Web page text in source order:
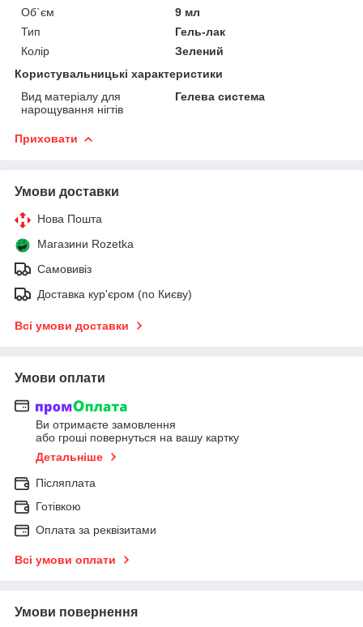
Об`єм
9 мл
Тип
Гель-лак
Колір
Зелений
Користувальницькі характеристики
Вид матеріалу для
нарощування нігтів
Гелева система
Приховати
Умови доставки
Нова Пошта
Магазини Rozetka
Самовивіз
Доставка кур'єром (по Києву)
Всі умови доставки
Умови оплати
Ви отримаєте замовлення
або гроші повернуться на вашу картку
Детальніше
Післяплата
Готівкою
Оплата за реквізитами
Всі умови оплати
Умови повернення